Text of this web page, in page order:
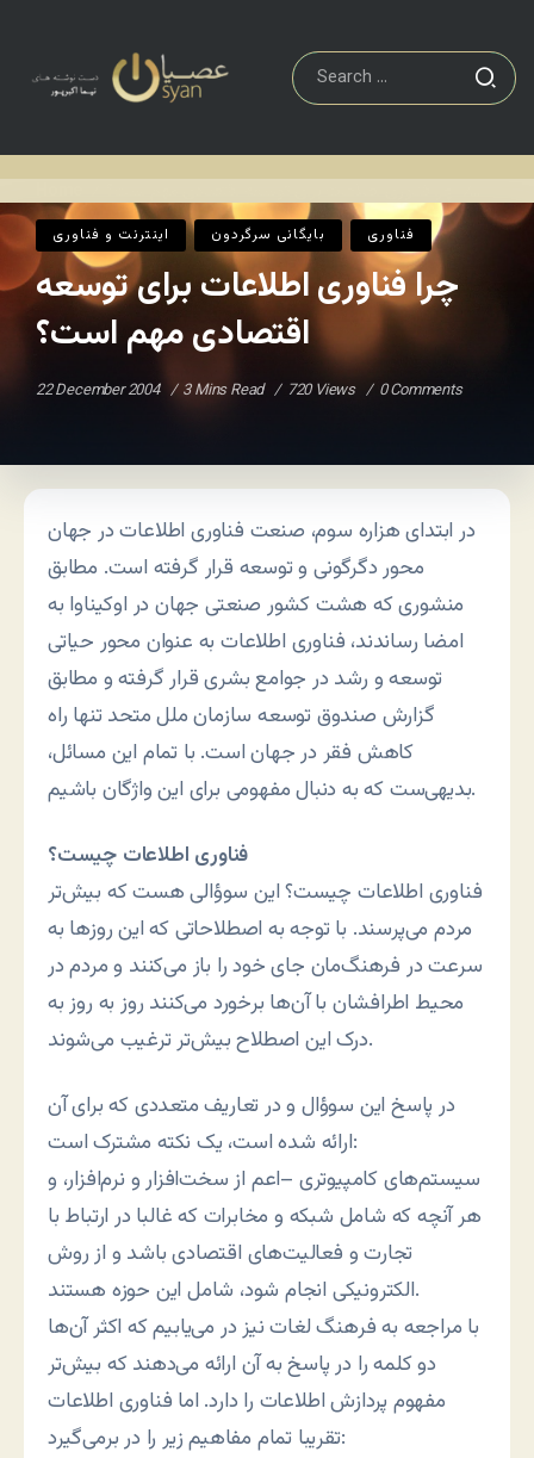
اينترنت و فناوری بایگانی سرگردون فناوری
چرا فناوری اطلاعات برای توسعه
اقتصادی مهم است؟
22 December 2004 3 Mins Read 720 Views 0 Comments
در ابتدای هزاره ‌سوم، صنعت فناوری اطلاعات در جهان
محور دگرگونی و توسعه قرار گرفته است. مطابق
منشوری که هشت کشور صنعتی جهان در اوكيناوا به
امضا رساندند، فناوری اطلاعات به عنوان محور حياتی
توسعه و رشد در جوامع بشری قرار گرفته و مطابق
گزارش صندوق توسعه سازمان ملل متحد تنها راه
کاهش فقر در جهان است. با تمام اين مسائل،
بديهی‌ست که به دنبال مفهومی برای اين واژگان باشيم.
فناوری اطلاعات چيست؟
فناوری اطلاعات چيست؟ اين سوؤالی هست که بيش‌تر
مردم می‌پرسند. با توجه به اصطلاحاتی که اين روزها به
سرعت در فرهنگ‌مان جای خود را باز می‌کنند و مردم در
محيط اطرافشان با آن‌ها برخورد می‌کنند روز به روز به
درک اين اصطلاح بيش‌تر ترغيب می‌شوند.
در پاسخ اين سوؤال و در تعاريف متعددی که برای آن
ارائه شده است، يک نکته مشترک است:
سيستم‌های کامپيوتری –اعم از سخت‌افزار و نرم‌افزار، و
هر آنچه که شامل شبکه و مخابرات که غالبا در ارتباط با
تجارت و فعاليت‌های اقتصادی باشد و از روش
الکترونيکی انجام شود، شامل اين حوزه هستند.
با مراجعه به فرهنگ لغات نيز در می‌يابيم که اکثر آن‌ها
دو کلمه را در پاسخ به آن ارائه می‌دهند که بيش‌تر
مفهوم پردازش اطلاعات را دارد. اما فناوری اطلاعات
تقريبا تمام مفاهيم زير را در برمی‌گيرد: